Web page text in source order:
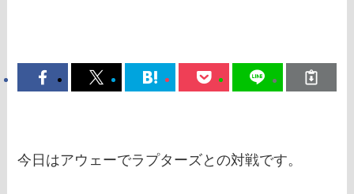
今日はアウェーでラプターズとの対戦です。